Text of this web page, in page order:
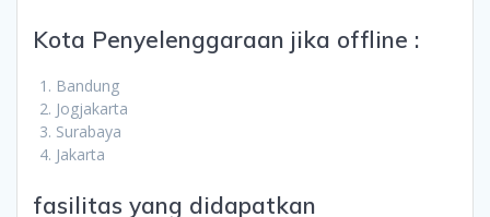
Kota Penyelenggaraan jika offline :
Bandung
Jogjakarta
Surabaya
Jakarta
fasilitas yang didapatkan